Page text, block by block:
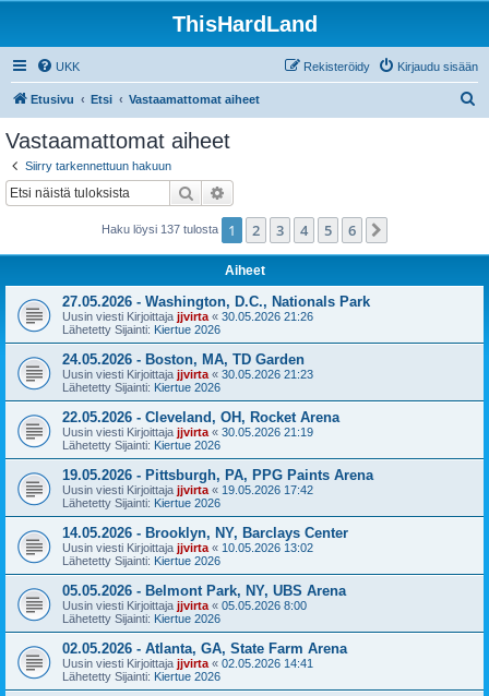
ThisHardLand
UKK Kirjaudu sisään
Rekisteröidy
Etusivu Etsi Vastaamattomat aiheet
Vastaamattomat aiheet
Siirry tarkennettuun hakuun
Etsi
Haku löysi 137 tulosta 1 2 3 4 5 6
Aiheet
27.05.2026 - Washington, D.C., Nationals Park
Uusin viesti Kirjoittaja jjvirta « 30.05.2026 21:26
Lähetetty Sijainti: Kiertue 2026
24.05.2026 - Boston, MA, TD Garden
Uusin viesti Kirjoittaja jjvirta « 30.05.2026 21:23
Lähetetty Sijainti: Kiertue 2026
22.05.2026 - Cleveland, OH, Rocket Arena
Uusin viesti Kirjoittaja jjvirta « 30.05.2026 21:19
Lähetetty Sijainti: Kiertue 2026
19.05.2026 - Pittsburgh, PA, PPG Paints Arena
Uusin viesti Kirjoittaja jjvirta « 19.05.2026 17:42
Lähetetty Sijainti: Kiertue 2026
14.05.2026 - Brooklyn, NY, Barclays Center
Uusin viesti Kirjoittaja jjvirta « 10.05.2026 13:02
Lähetetty Sijainti: Kiertue 2026
05.05.2026 - Belmont Park, NY, UBS Arena
Uusin viesti Kirjoittaja jjvirta « 05.05.2026 8:00
Lähetetty Sijainti: Kiertue 2026
02.05.2026 - Atlanta, GA, State Farm Arena
Uusin viesti Kirjoittaja jjvirta « 02.05.2026 14:41
Lähetetty Sijainti: Kiertue 2026